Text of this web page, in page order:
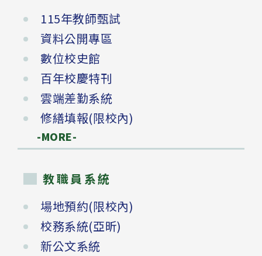
115年教師甄試
資料公開專區
數位校史館
百年校慶特刊
雲端差勤系統
修繕填報(限校內)
-MORE-
教職員系統
場地預約(限校內)
校務系統(亞昕)
新公文系統